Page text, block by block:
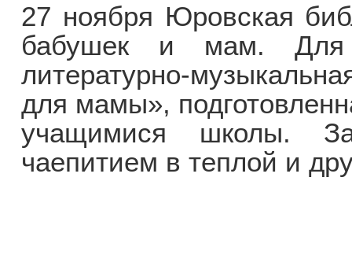
27 ноября Юровская
бабушек и мам. Для
литературно-
для мамы»,
учащимися школы.
чаепитием в теплой и